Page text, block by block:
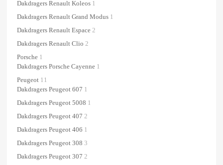
Dakdragers Renault Koleos 1
Dakdragers Renault Grand Modus 1
Dakdragers Renault Espace 2
Dakdragers Renault Clio 2
Porsche 1
Dakdragers Porsche Cayenne 1
Peugeot 11
Dakdragers Peugeot 607 1
Dakdragers Peugeot 5008 1
Dakdragers Peugeot 407 2
Dakdragers Peugeot 406 1
Dakdragers Peugeot 308 3
Dakdragers Peugeot 307 2